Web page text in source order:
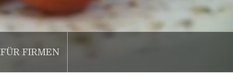
FÜR FIRMEN